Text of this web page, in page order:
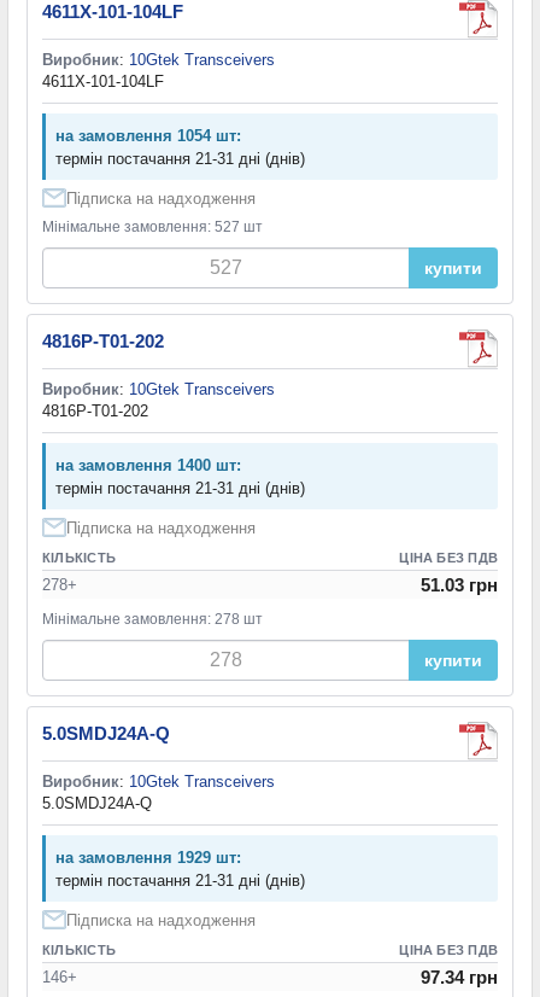
4611X-101-104LF
Виробник: 10Gtek Transceivers
4611X-101-104LF
на замовлення 1054 шт:
термін постачання 21-31 дні (днів)
Підписка на надходження
Мінімальне замовлення: 527 шт
купити
4816P-T01-202
Виробник: 10Gtek Transceivers
4816P-T01-202
на замовлення 1400 шт:
термін постачання 21-31 дні (днів)
Підписка на надходження
КІЛЬКІСТЬ ЦІНА БЕЗ ПДВ
278+ 51.03 грн
Мінімальне замовлення: 278 шт
купити
5.0SMDJ24A-Q
Виробник: 10Gtek Transceivers
5.0SMDJ24A-Q
на замовлення 1929 шт:
термін постачання 21-31 дні (днів)
Підписка на надходження
КІЛЬКІСТЬ ЦІНА БЕЗ ПДВ
146+ 97.34 грн